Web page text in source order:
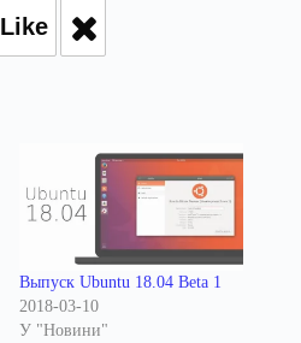
Like
Выпуск Ubuntu 18.04 Beta 1
2018-03-10
У "Новини"